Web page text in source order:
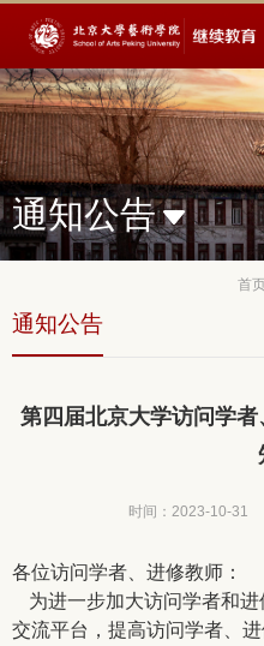
通知公告
首
通知公告
第四届北京大学访问学
时间：2023-10-31
各位访问学者、进修教师：
为进一步加大访问学者和
交流平台，提高访问学者、